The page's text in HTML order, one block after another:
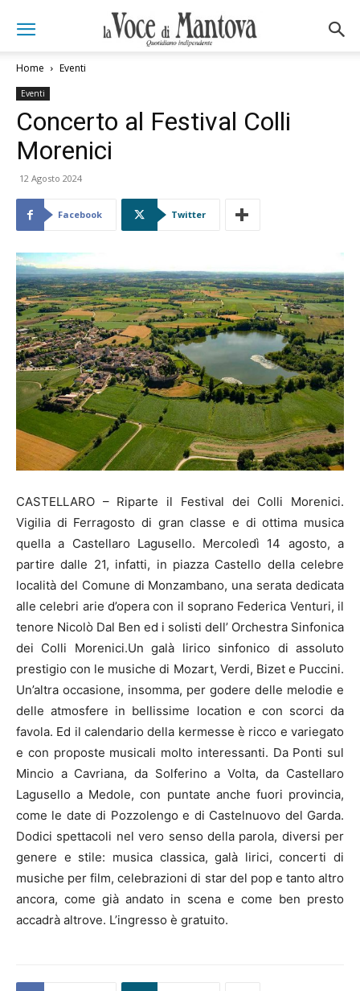
Home Eventi
Eventi
Concerto al Festival Colli
Morenici
12 Agosto 2024
Facebook Twitter
CASTELLARO – Riparte il Festival dei Colli Morenici.
Vigilia di Ferragosto di gran classe e di ottima musica
quella a Castellaro Lagusello. Mercoledì 14 agosto, a
partire dalle 21, infatti, in piazza Castello della celebre
località del Comune di Monzambano, una serata dedicata
alle celebri arie d’opera con il soprano Federica Venturi, il
tenore Nicolò Dal Ben ed i solisti dell’ Orchestra Sinfonica
dei Colli Morenici.Un galà lirico sinfonico di assoluto
prestigio con le musiche di Mozart, Verdi, Bizet e Puccini.
Un’altra occasione, insomma, per godere delle melodie e
delle atmosfere in bellissime location e con scorci da
favola. Ed il calendario della kermesse è ricco e variegato
e con proposte musicali molto interessanti. Da Ponti sul
Mincio a Cavriana, da Solferino a Volta, da Castellaro
Lagusello a Medole, con puntate anche fuori provincia,
come le date di Pozzolengo e di Castelnuovo del Garda.
Dodici spettacoli nel vero senso della parola, diversi per
genere e stile: musica classica, galà lirici, concerti di
musiche per film, celebrazioni di star del pop e tanto altro
ancora, come già andato in scena e come ben presto
accadrà altrove. L’ingresso è gratuito.